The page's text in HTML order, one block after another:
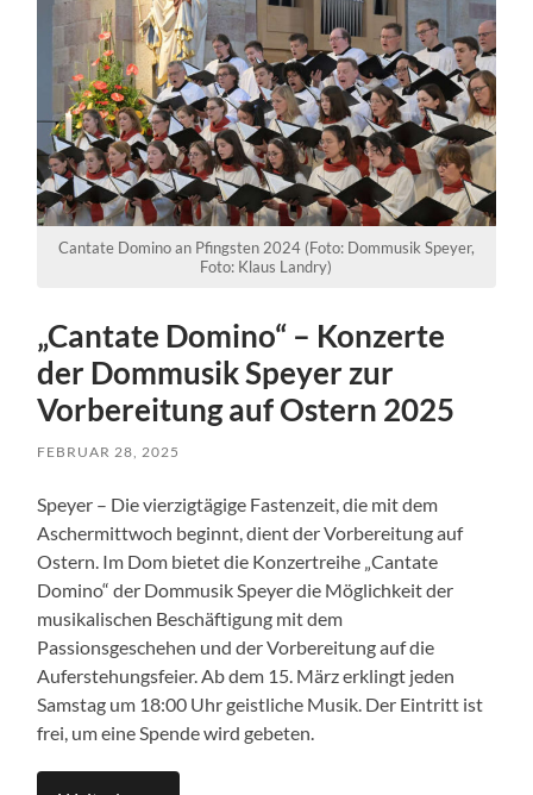
Cantate Domino an Pfingsten 2024 (Foto: Dommusik Speyer,
Foto: Klaus Landry)
„Cantate Domino“ – Konzerte
der Dommusik Speyer zur
Vorbereitung auf Ostern 2025
FEBRUAR 28, 2025
Speyer – Die vierzigtägige Fastenzeit, die mit dem
Aschermittwoch beginnt, dient der Vorbereitung auf
Ostern. Im Dom bietet die Konzertreihe „Cantate
Domino“ der Dommusik Speyer die Möglichkeit der
musikalischen Beschäftigung mit dem
Passionsgeschehen und der Vorbereitung auf die
Auferstehungsfeier. Ab dem 15. März erklingt jeden
Samstag um 18:00 Uhr geistliche Musik. Der Eintritt ist
frei, um eine Spende wird gebeten.